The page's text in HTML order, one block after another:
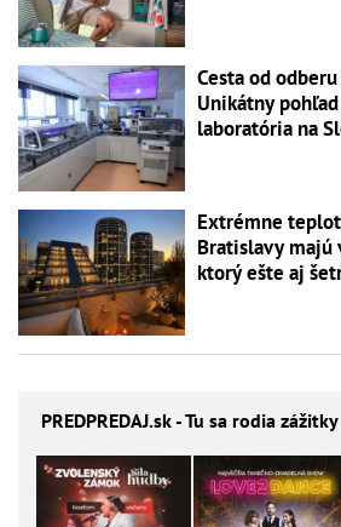
Cesta od
Unikátny
laboratória na
Extrémne
Bratislavy majú
ktorý ešte aj
PREDPREDAJ.sk - Tu sa rodia zážitky